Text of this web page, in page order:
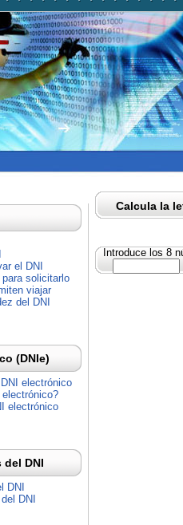
Calcula la
Introduce los 8
el DNI
solicitarlo
viajar
del DNI
(DNIe)
electrónico
electrónico
del DNI
DNI
DNI